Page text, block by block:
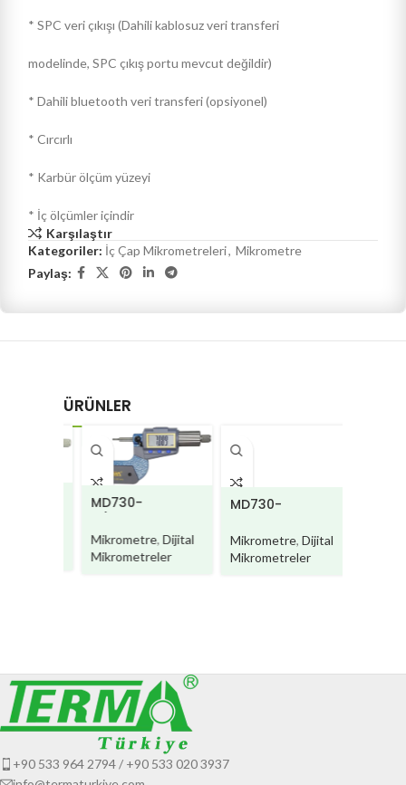
* SPC veri çıkışı (Dahili kablosuz veri transferi
modelinde, SPC çıkış portu mevcut değildir)
* Dahili bluetooth veri transferi (opsiyonel)
* Cırcırlı
* Karbür ölçüm yüzeyi
* İç ölçümler içindir
Karşılaştır
Kategoriler: İç Çap Mikrometreleri, Mikrometre
Paylaş:
ÜRÜNLER
MD730-
Mikrometre,Dijital
Mikrometreler
MD730-
Mikrometre,Dijital
Mikrometreler
+90 533 964 2794 / +90 533 020 3937